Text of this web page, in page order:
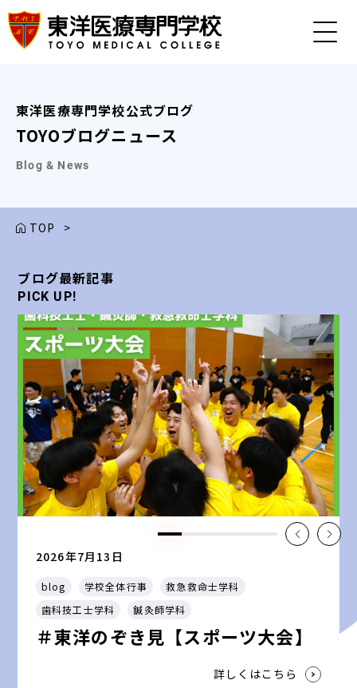
東洋医療専門学校公式ブログ
TOYOブログニュース
Blog & News
TOP >
ブログ最新記事
PICK UP!
2026年7月13日
blog 学校全体行事
救急救命士学科
歯科技工士学科
鍼灸師学科
＃東洋のぞき見【スポーツ大会】
詳しくはこちら
ブログ最新記事
PICK UP!
ブログ最新記事
PICK UP!
ブログ最新記事
PICK UP!
ブログ最新記事
PICK UP!